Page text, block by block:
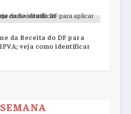
da Receita do DF para
veja como identificar